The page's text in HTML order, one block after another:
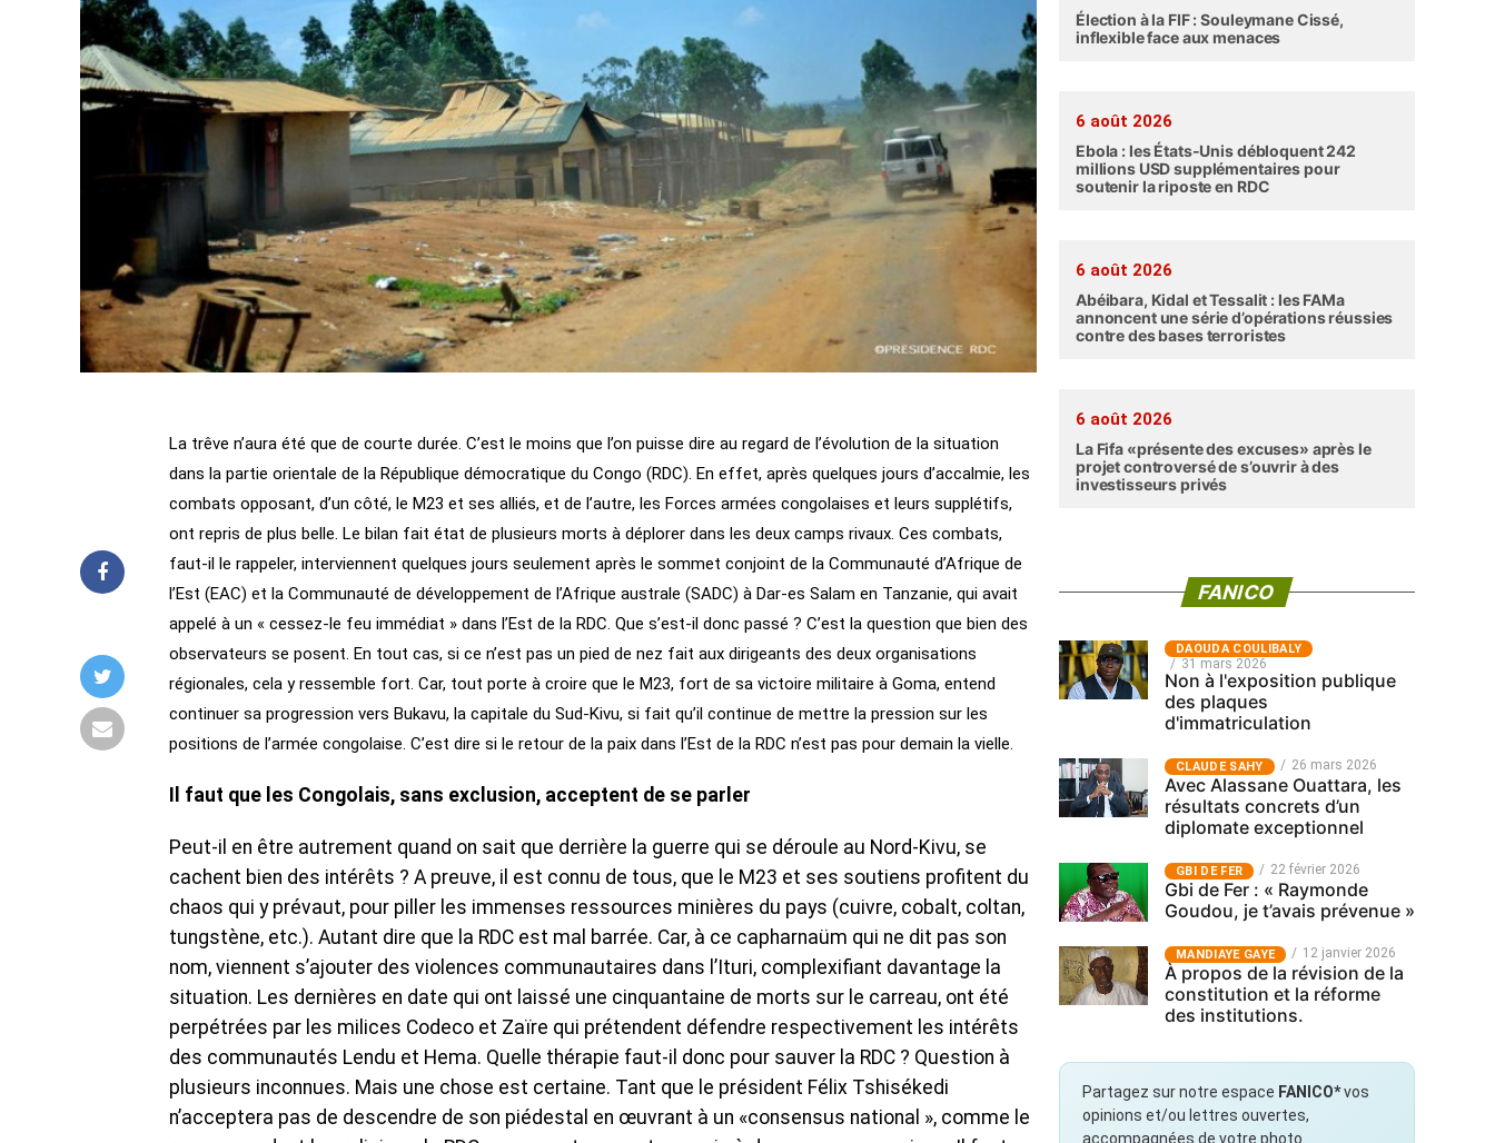
La trêve n’aura été que de courte durée. C’est le moins que l’on puisse dire au regard de l’évolution de la situation
dans la partie orientale de la République démocratique du Congo (RDC). En effet, après quelques jours d’accalmie, les
combats opposant, d’un côté, le M23 et ses alliés, et de l’autre, les Forces armées congolaises et leurs supplétifs,
ont repris de plus belle. Le bilan fait état de plusieurs morts à déplorer dans les deux camps rivaux. Ces combats,
faut-il le rappeler, interviennent quelques jours seulement après le sommet conjoint de la Communauté d’Afrique de
l’Est (EAC) et la Communauté de développement de l’Afrique australe (SADC) à Dar-es Salam en Tanzanie, qui avait
appelé à un « cessez-le feu immédiat » dans l’Est de la RDC. Que s’est-il donc passé ? C’est la question que bien des
observateurs se posent. En tout cas, si ce n’est pas un pied de nez fait aux dirigeants des deux organisations
régionales, cela y ressemble fort. Car, tout porte à croire que le M23, fort de sa victoire militaire à Goma, entend
continuer sa progression vers Bukavu, la capitale du Sud-Kivu, si fait qu’il continue de mettre la pression sur les
positions de l’armée congolaise. C’est dire si le retour de la paix dans l’Est de la RDC n’est pas pour demain la vielle.
Il faut que les Congolais, sans exclusion, acceptent de se parler
Peut-il en être autrement quand on sait que derrière la guerre qui se déroule au Nord-Kivu, se
cachent bien des intérêts ? A preuve, il est connu de tous, que le M23 et ses soutiens profitent du
chaos qui y prévaut, pour piller les immenses ressources minières du pays (cuivre, cobalt, coltan,
tungstène, etc.). Autant dire que la RDC est mal barrée. Car, à ce capharnaüm qui ne dit pas son
nom, viennent s’ajouter des violences communautaires dans l’Ituri, complexifiant davantage la
situation. Les dernières en date qui ont laissé une cinquantaine de morts sur le carreau, ont été
perpétrées par les milices Codeco et Zaïre qui prétendent défendre respectivement les intérêts
des communautés Lendu et Hema. Quelle thérapie faut-il donc pour sauver la RDC ? Question à
plusieurs inconnues. Mais une chose est certaine. Tant que le président Félix Tshisékedi
n’acceptera pas de descendre de son piédestal en œuvrant à un «consensus national », comme le
Élection à la FIF : Souleymane Cissé,
inflexible face aux menaces
6 août 2026
Ebola : les États-Unis débloquent 242
millions USD supplémentaires pour
soutenir la riposte en RDC
6 août 2026
Abéibara, Kidal et Tessalit : les FAMa
annoncent une série d’opérations réussies
contre des bases terroristes
6 août 2026
La Fifa «présente des excuses» après le
projet controversé de s’ouvrir à des
investisseurs privés
FANICO
‎DAOUDA COULIBALY
31 mars 2026
Non à l'exposition publique
des plaques
d'immatriculation
CLAUDE SAHY 26 mars 2026
Avec Alassane Ouattara, les
résultats concrets d’un
diplomate exceptionnel
GBI DE FER 22 février 2026
Gbi de Fer : « Raymonde
Goudou, je t’avais prévenue »
MANDIAYE GAYE 12 janvier 2026
À propos de la révision de la
constitution et la réforme
des institutions.
Partagez sur notre espace FANICO*vos
opinions et/ou lettres ouvertes,
accompagnées de votre photo.